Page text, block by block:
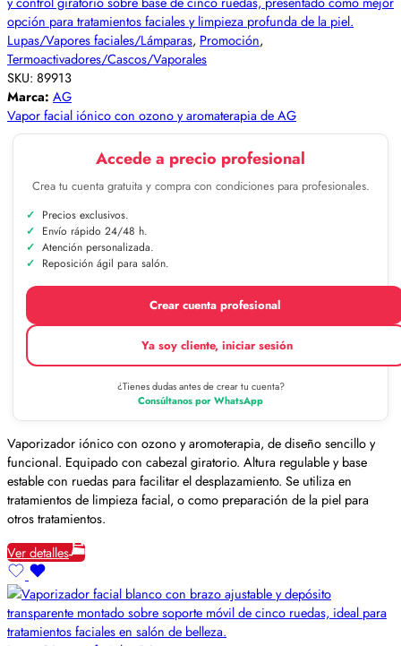
Lupas/Vapores faciales/Lámparas, Promoción,
Termoactivadores/Cascos/Vaporales
SKU: 89913
Marca: AG
Vapor facial iónico con ozono y aromaterapia de AG
Accede a precio profesional
Crea tu cuenta gratuita y compra con condiciones para profesionales.
Precios exclusivos.
Envío rápido 24/48 h.
Atención personalizada.
Reposición ágil para salón.
Crear cuenta profesional
Ya soy cliente, iniciar sesión
¿Tienes dudas antes de crear tu cuenta?
Consúltanos por WhatsApp
Vaporizador iónico con ozono y aromoterapia, de diseño sencillo y
funcional. Equipado con cabezal giratorio. Altura regulable y base
estable con ruedas para facilitar el desplazamiento. Se utiliza en
tratamientos de limpieza facial, o como preparación de la piel para
otros tratamientos.
Ver detalles